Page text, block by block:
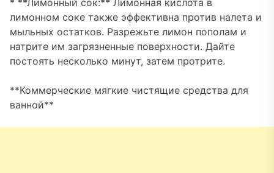
* **Лимонный сок:** Лимонная кислота в
лимонном соке также эффективна против налета и
мыльных остатков. Разрежьте лимон пополам и
натрите им загрязненные поверхности. Дайте
постоять несколько минут, затем протрите.
**Коммерческие мягкие чистящие средства для
ванной**